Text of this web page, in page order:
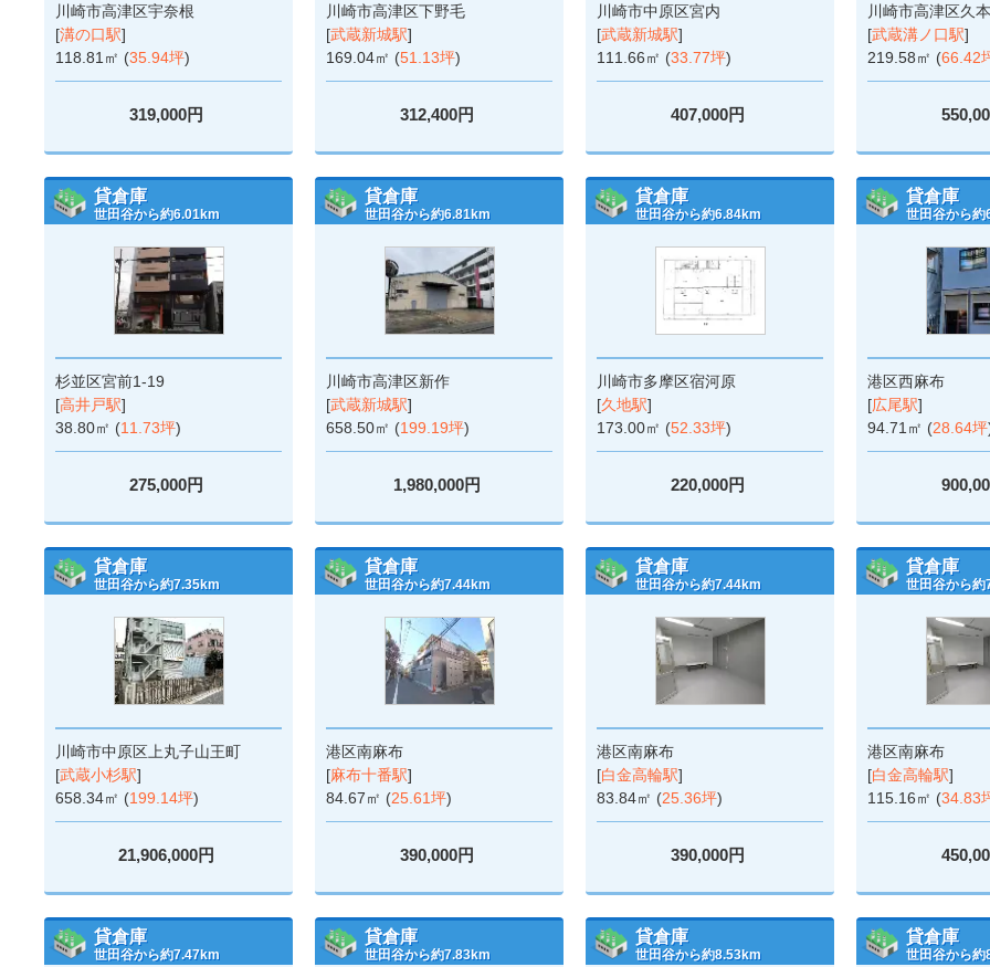
川崎市高津区宇奈根
[溝の口駅]
118.81㎡ (35.94坪)
319,000円
川崎市高津区下野毛
[武蔵新城駅]
169.04㎡ (51.13坪)
312,400円
川崎市中原区宮内
[武蔵新城駅]
111.66㎡ (33.77坪)
407,000円
川崎市高津区久本
[武蔵溝ノ口駅]
219.58㎡ (66.42
貸倉庫
世田谷から約6.01km
杉並区宮前1-19
[高井戸駅]
38.80㎡ (11.73坪)
275,000円
貸倉庫
世田谷から約6.81km
川崎市高津区新作
[武蔵新城駅]
658.50㎡ (199.19坪)
1,980,000円
貸倉庫
世田谷から約6.84km
川崎市多摩区宿河原
[久地駅]
173.00㎡ (52.33坪)
220,000円
貸倉庫
世田谷から
港区西麻布
[広尾駅]
94.71㎡ (28.64坪
貸倉庫
世田谷から約7.35km
川崎市中原区上丸子山王町
[武蔵小杉駅]
658.34㎡ (199.14坪)
21,906,000円
貸倉庫
世田谷から約7.44km
港区南麻布
[麻布十番駅]
84.67㎡ (25.61坪)
390,000円
貸倉庫
世田谷から約7.44km
港区南麻布
[白金高輪駅]
83.84㎡ (25.36坪)
390,000円
貸倉庫
世田谷から
港区南麻布
[白金高輪駅]
115.16㎡ (34.83
貸倉庫
世田谷から約7.47km
貸倉庫
世田谷から約7.83km
貸倉庫
世田谷から約8.53km
貸倉庫
世田谷から